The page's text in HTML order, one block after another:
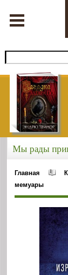
Мы рады
Главная
мемуары